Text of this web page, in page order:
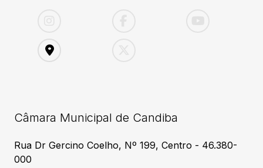
Câmara Municipal de Candiba
Rua Dr Gercino Coelho, Nº 199, Centro - 46.380-
000